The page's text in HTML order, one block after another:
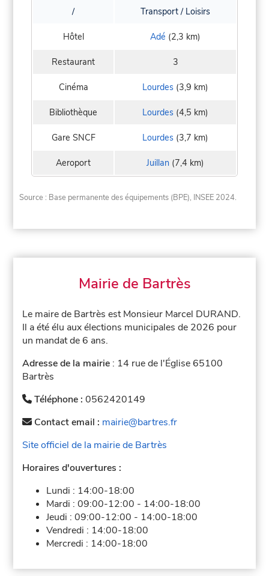
/ Transport / Loisirs
Hôtel Adé (2,3 km)
Restaurant 3
Cinéma Lourdes (3,9 km)
Bibliothèque Lourdes (4,5 km)
Gare SNCF Lourdes (3,7 km)
Aeroport Juillan (7,4 km)
Source : Base permanente des équipements (BPE), INSEE 2024.
Mairie de Bartrès
Le maire de Bartrès est Monsieur Marcel DURAND.
Il a été élu aux élections municipales de 2026 pour
un mandat de 6 ans.
Adresse de la mairie : 14 rue de l'Église 65100
Bartrès
Téléphone :0562420149
Contact email : mairie@bartres.fr
Site officiel de la mairie de Bartrès
Horaires d'ouvertures :
Lundi : 14:00-18:00
Mardi :09:00-12:00 - 14:00-18:00
Jeudi :09:00-12:00 - 14:00-18:00
Vendredi : 14:00-18:00
Mercredi : 14:00-18:00